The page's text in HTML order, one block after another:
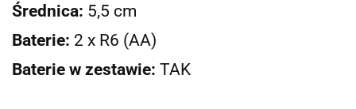
Średnica: 5,5 cm
Baterie: 2 x R6 (AA)
Baterie w zestawie: TAK